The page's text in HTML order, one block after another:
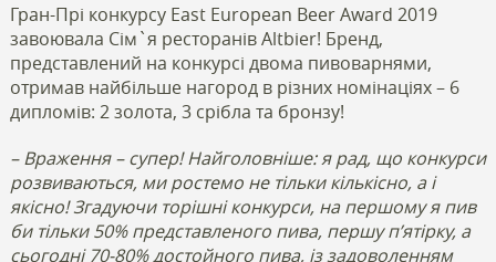
Гран-Прі конкурсу East European Beer Award 2019
завоювала Сім`я ресторанів Altbier! Бренд,
представлений на конкурсі двома пивоварнями,
отримав найбільше нагород в різних номінаціях – 6
дипломів: 2 золота, 3 срібла та бронзу!
– Враження – супер! Найголовніше: я рад, що конкурси
розвиваються, ми ростемо не тільки кількісно, а і
якісно! Згадуючи торішні конкурси, на першому я пив
би тільки 50% представленого пива, першу п’ятірку, а
сьогодні 70-80% достойного пива, із задоволенням